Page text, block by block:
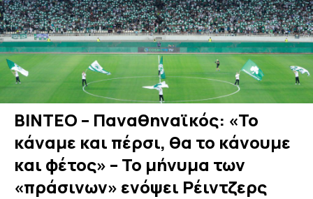
ΒΙΝΤΕΟ – Παναθηναϊκός: «Το
κάναμε και πέρσι, θα το κάνουμε
και φέτος» – Το μήνυμα των
«πράσινων» ενόψει Ρέιντζερς